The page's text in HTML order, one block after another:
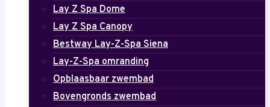
Lay Z Spa Dome
Lay Z Spa Canopy
Bestway Lay-Z-Spa Siena
Lay-Z-Spa omranding
Opblaasbaar zwembad
Bovengronds zwembad